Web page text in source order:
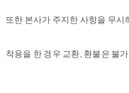
또한 본사가 주지한 사항을 무
착용을 한 경우 교환, 환불은 불